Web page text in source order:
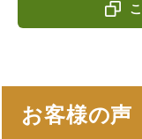
お客様の声